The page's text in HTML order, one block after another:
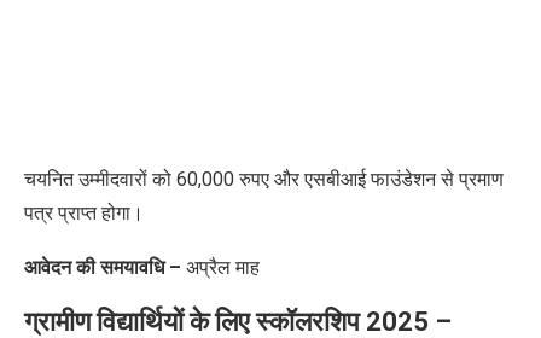
चयनित उम्मीदवारों को 60,000 रुपए और एसबीआई फाउंडेशन से प्रमाण
पत्र प्राप्त होगा।
आवेदन की समयावधि – अप्रैल माह
ग्रामीण विद्यार्थियों के लिए स्कॉलरशिप 2025 –